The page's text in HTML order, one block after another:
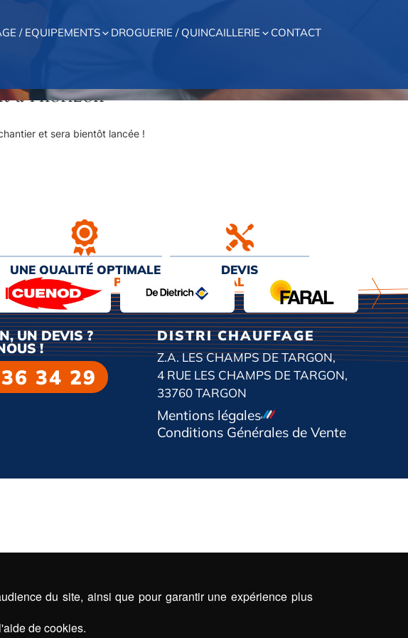
/ EQUIPEMENTS DROGUERIE / QUINCAILLERIE CONTACT
à l’horizon
et sera bientôt lancée !
UNE QUALITÉ OPTIMALE
AU MEILLEUR PRIX
DEVIS
& INSTALLATION
UN DEVIS ?
!
34 29
DISTRI CHAUFFAGE
Z.A. LES CHAMPS DE TARGON,
4 RUE LES CHAMPS DE TARGON,
33760 TARGON
Mentions légales
Conditions Générales de Vente
du site, ainsi que pour garantir une expérience plus
de cookies.